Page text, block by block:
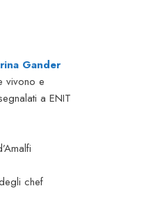
Gander
vivono e
a ENIT
chef